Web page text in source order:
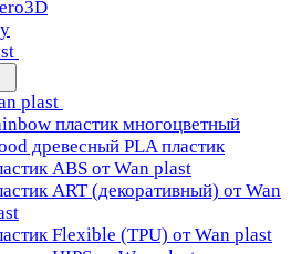
plast
пластик многоцветный
древесный PLA пластик
ABS от Wan plast
ART (декоративный) от Wan
Flexible (TPU) от Wan plast